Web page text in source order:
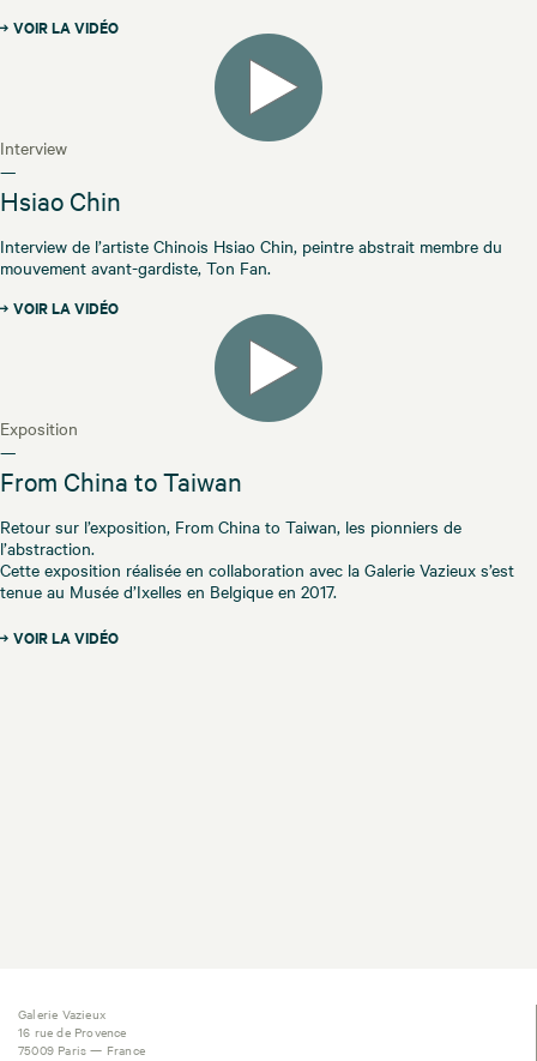
VOIR LA VIDÉO
Interview
—
Hsiao Chin
Interview de l’artiste Chinois Hsiao Chin, peintre abstrait membre du
mouvement avant-gardiste, Ton Fan.
VOIR LA VIDÉO
Exposition
—
From China to Taiwan
Retour sur l’exposition, From China to Taiwan, les pionniers de
l’abstraction.
Cette exposition réalisée en collaboration avec la Galerie Vazieux s’est
tenue au Musée d’Ixelles en Belgique en 2017.
VOIR LA VIDÉO
Galerie Vazieux
16 rue de Provence
75009 Paris — France